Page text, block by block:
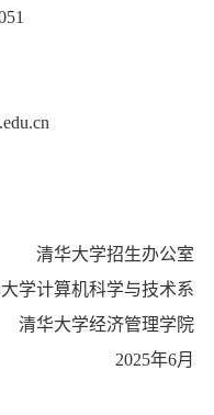
清华大学招生办公室
学计算机科学与技术系
清华大学经济管理学院
2025年6月